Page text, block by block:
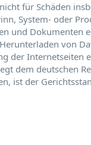
für Schäden
System- oder
und Dokumenten
von
der Internetseiten
dem deutschen
ist der